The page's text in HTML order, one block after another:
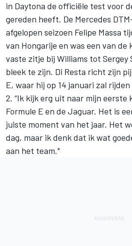
in Daytona de officiële test voor
gereden heeft. De Mercedes
afgelopen seizoen Felipe Massa
van Hongarije en was een van
vaste zitje bij Williams tot
bleek te zijn. Di Resta richt zijn
E, waar hij op 14 januari zal
2. “Ik kijk erg uit naar mijn eerste
Formule E en de Jaguar. Het is
juiste moment van het jaar. Het
dag, maar ik denk dat ik wat
aan het team."